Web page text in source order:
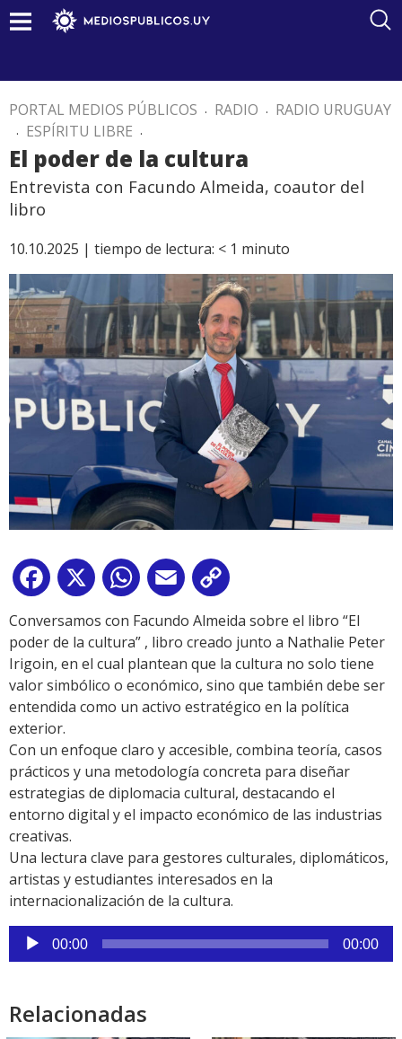
PORTAL MEDIOS PÚBLICOS . RADIO . RADIO URUGUAY
. ESPÍRITU LIBRE .
El poder de la cultura
Entrevista con Facundo Almeida, coautor del
libro
10.10.2025 | tiempo de lectura: < 1 minuto
Facebook
X WhatsApp
Email
Link
Conversamos con Facundo Almeida sobre el libro “El
poder de la cultura” , libro creado junto a Nathalie Peter
Irigoin, en el cual plantean que la cultura no solo tiene
valor simbólico o económico, sino que también debe ser
entendida como un activo estratégico en la política
exterior.
Con un enfoque claro y accesible, combina teoría, casos
prácticos y una metodología concreta para diseñar
estrategias de diplomacia cultural, destacando el
entorno digital y el impacto económico de las industrias
creativas.
Una lectura clave para gestores culturales, diplomáticos,
artistas y estudiantes interesados en la
internacionalización de la cultura.
Reproductor
de
00:00 00:00
Relacionadas